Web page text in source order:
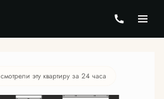
Цена по запросу
смотрели эту квартиру за 24 часа